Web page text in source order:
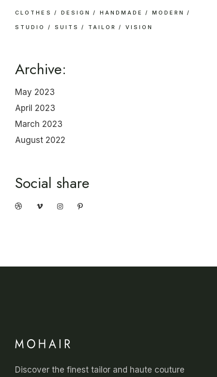
CLOTHES DESIGN HANDMADE MODERN
STUDIO SUITS TAILOR VISION
Archive:
May 2023
April 2023
March 2023
August 2022
Social share
Discover the finest tailor and haute couture